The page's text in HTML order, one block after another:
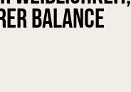
Balance